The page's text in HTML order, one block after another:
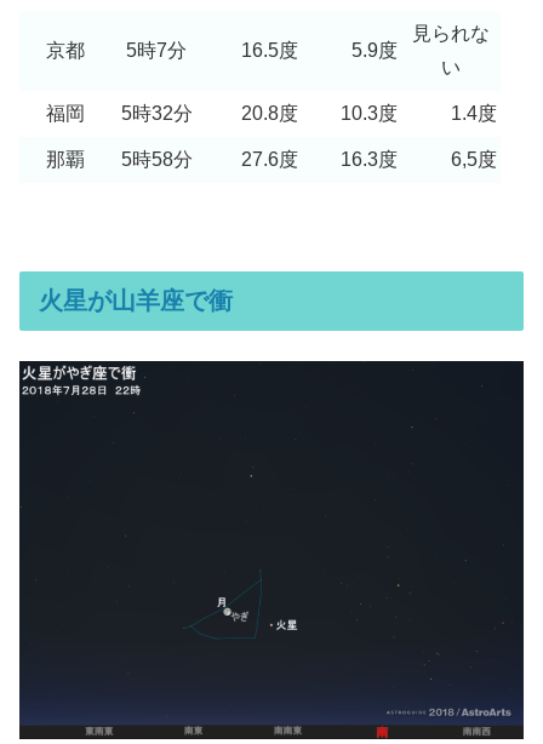
京都 5時7分 16.5度 5.9度
見られな
い
福岡 5時32分 20.8度 10.3度 1.4度
那覇 5時58分 27.6度 16.3度 6,5度
火星が山羊座で衝